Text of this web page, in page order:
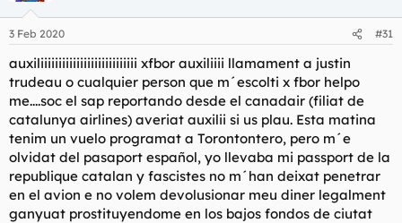
3 Feb 2020 #31
auxiliiiiiiiiiiiiiiiiiiiiiiiiiii xfbor auxiliiii llamament a justin
trudeau o cualquier person que m´escolti x fbor helpo
me....soc el sap reportando desde el canadair (filiat de
catalunya airlines) averiat auxilii si us plau. Esta matina
tenim un vuelo programat a Torontontero, pero m´e
olvidat del pasaport español, yo llevaba mi passport de la
republique catalan y fascistes no m´han deixat penetrar
en el avion e no volem devolusionar meu diner legalment
ganyuat prostituyendome en los bajos fondos de ciutat